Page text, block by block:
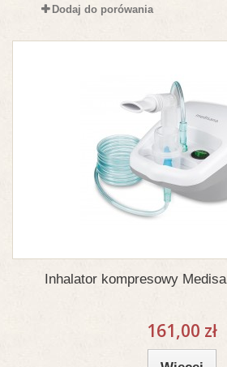
Dodaj do porówania
Inhalator kompresowy
161,00 zł